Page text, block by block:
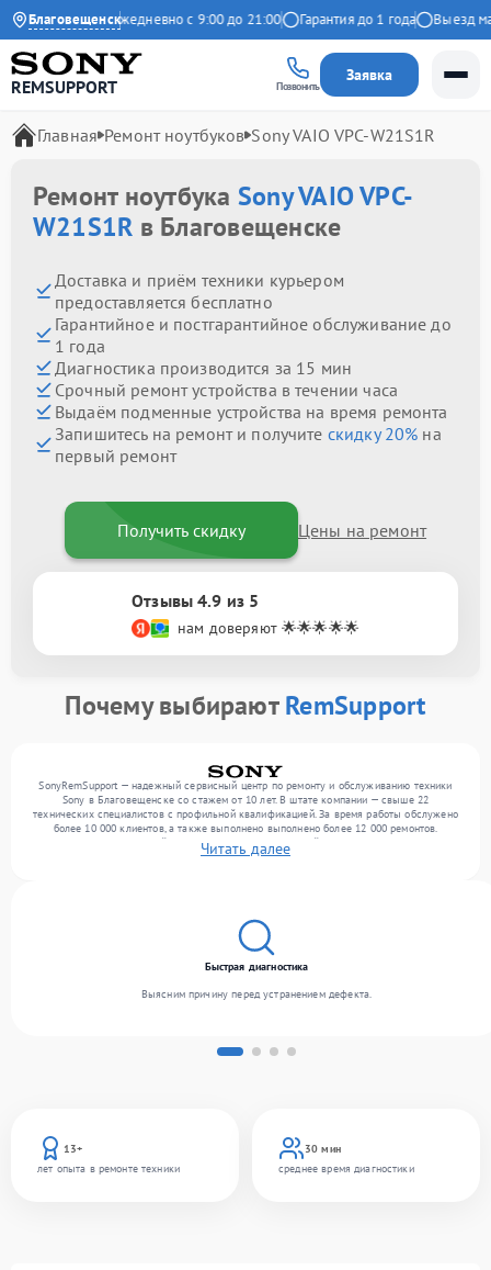
Благовещенск
на Яндекс Ежедневно с 9:00 до 21:00 Гарантия до 1 года Выезд
REMSUPPORT Позвонить
Заявка
Главная Ремонт ноутбуков Sony VAIO VPC-W21S1R
Ремонт ноутбука Sony VAIO VPC-
W21S1R в Благовещенске
Доставка и приём техники курьером
предоставляется бесплатно
Гарантийное и постгарантийное обслуживание до
1 года
Диагностика производится за 15 мин
Срочный ремонт устройства в течении часа
Выдаём подменные устройства на время ремонта
Запишитесь на ремонт и получите скидку 20% на
первый ремонт
Получить скидку Цены на ремонт
Отзывы 4.9 из 5
нам доверяют 🌟🌟🌟🌟🌟
Почему выбираютRemSupport
SonyRemSupport — надежный сервисный центр по ремонту и обслуживанию техники
Sony в Благовещенске со стажем от 10 лет. В штате компании — свыше 22
технических специалистов с профильной квалификацией. За время работы обслужено
более 10 000 клиентов, а также выполнено выполнено более 12 000 ремонтов.
Ежемесячно в сервисный центр поступает от 300 устройств, включая , , оргтехнику.
Мы работаем с широким спектром неисправностей и поддерживаем высокий
Читать далее
13+
лет опыта в ремонте техники
30 мин
среднее время диагностики
Быстрая диагностика
Выясним причину перед устранением дефекта.